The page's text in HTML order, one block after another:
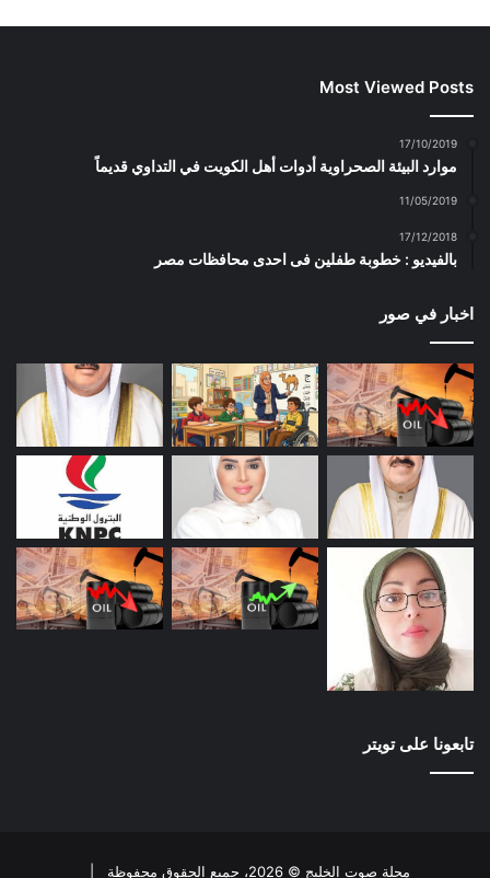
Most Viewed Posts
17/10/2019
موارد البيئة الصحراوية أدوات أهل الكويت في التداوي قديماً
11/05/2019
17/12/2018
بالفيديو : خطوبة طفلين فى احدى محافظات مصر
اخبار في صور
تابعونا على تويتر
مجلة صوت الخليج © 2026، جميع الحقوق محفوظة |